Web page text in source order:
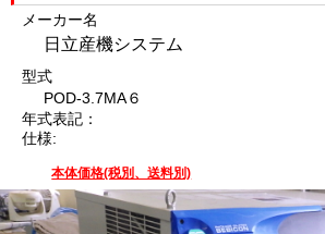
メーカー名
日立産機システム
型式
POD-3.7MA６
年式表記：
仕様:
本体価格(税別、送料別)